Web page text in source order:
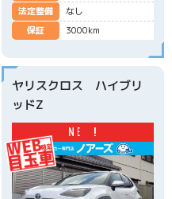
法定整備
なし
保証
3000km
ヤリスクロス ハイブリ
ッドZ
N E !